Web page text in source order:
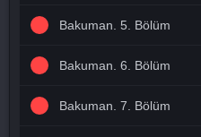
Bakuman. 5. Bölüm
Bakuman. 6. Bölüm
Bakuman. 7. Bölüm